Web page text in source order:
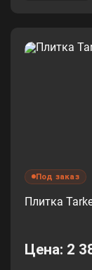
Под заказ
Плитка
Цена: 2